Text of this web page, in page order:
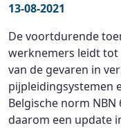
13-08-2021
De voortdurende
werknemers leidt tot
van de gevaren in
pijpleidingsystemen
Belgische norm
daarom een update